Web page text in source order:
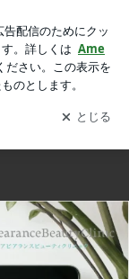
笠井信輔さんの大阪オンコロジーセミナーでアピアランスについてお話します！(5/17)